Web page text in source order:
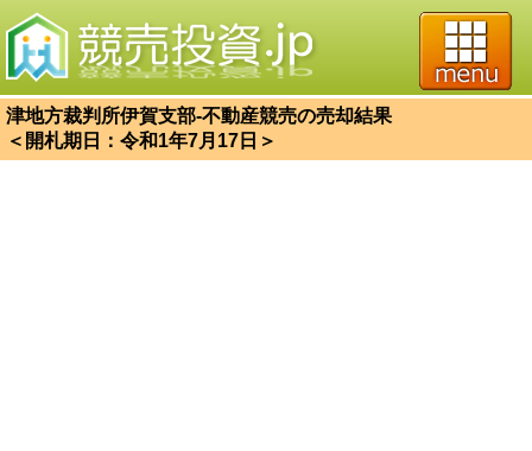
津地方裁判所伊賀支部-不動産競売の売却結果
＜開札期日：令和1年7月17日＞